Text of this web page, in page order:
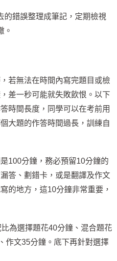
的錯誤整理成筆記，定期檢視
。
若無法在時間內寫完題目或檢
差一秒可能就失敗飲恨。以下
時間長度，同學可以在考前用
大題的作答時間過長，訓練自
100分鐘，務必預留10分鐘的
答、劃錯卡，或是翻譯及作文
的地方，這10分鐘非常重要，
為選擇題花40分鐘、混合題花
作文35分鐘。底下再針對選擇